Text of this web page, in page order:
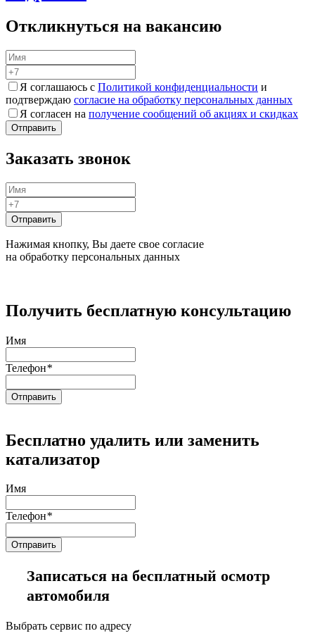
Откликнуться на вакансию
Я соглашаюсь с Политикой конфиденциальности и
подтверждаю согласие на обработку персональных данных
Я согласен на получение сообщений об акциях и скидках
Заказать звонок
Нажимая кнопку, Вы даете свое согласие
на обработку персональных данных
Получить бесплатную консультацию
Имя
Телефон*
Бесплатно удалить или заменить
катализатор
Имя
Телефон*
Записаться на бесплатный осмотр
автомобиля
Выбрать сервис по адресу